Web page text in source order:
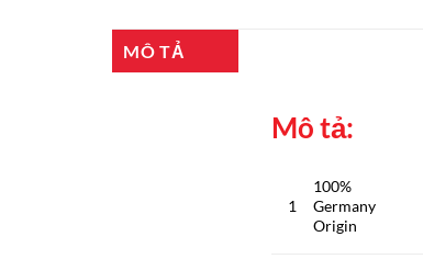
MÔ TẢ
Mô tả:
1
100%
Germany
Origin